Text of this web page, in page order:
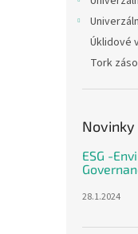
Úklidové
Tork
Novinky
ESG -
28.1.2024